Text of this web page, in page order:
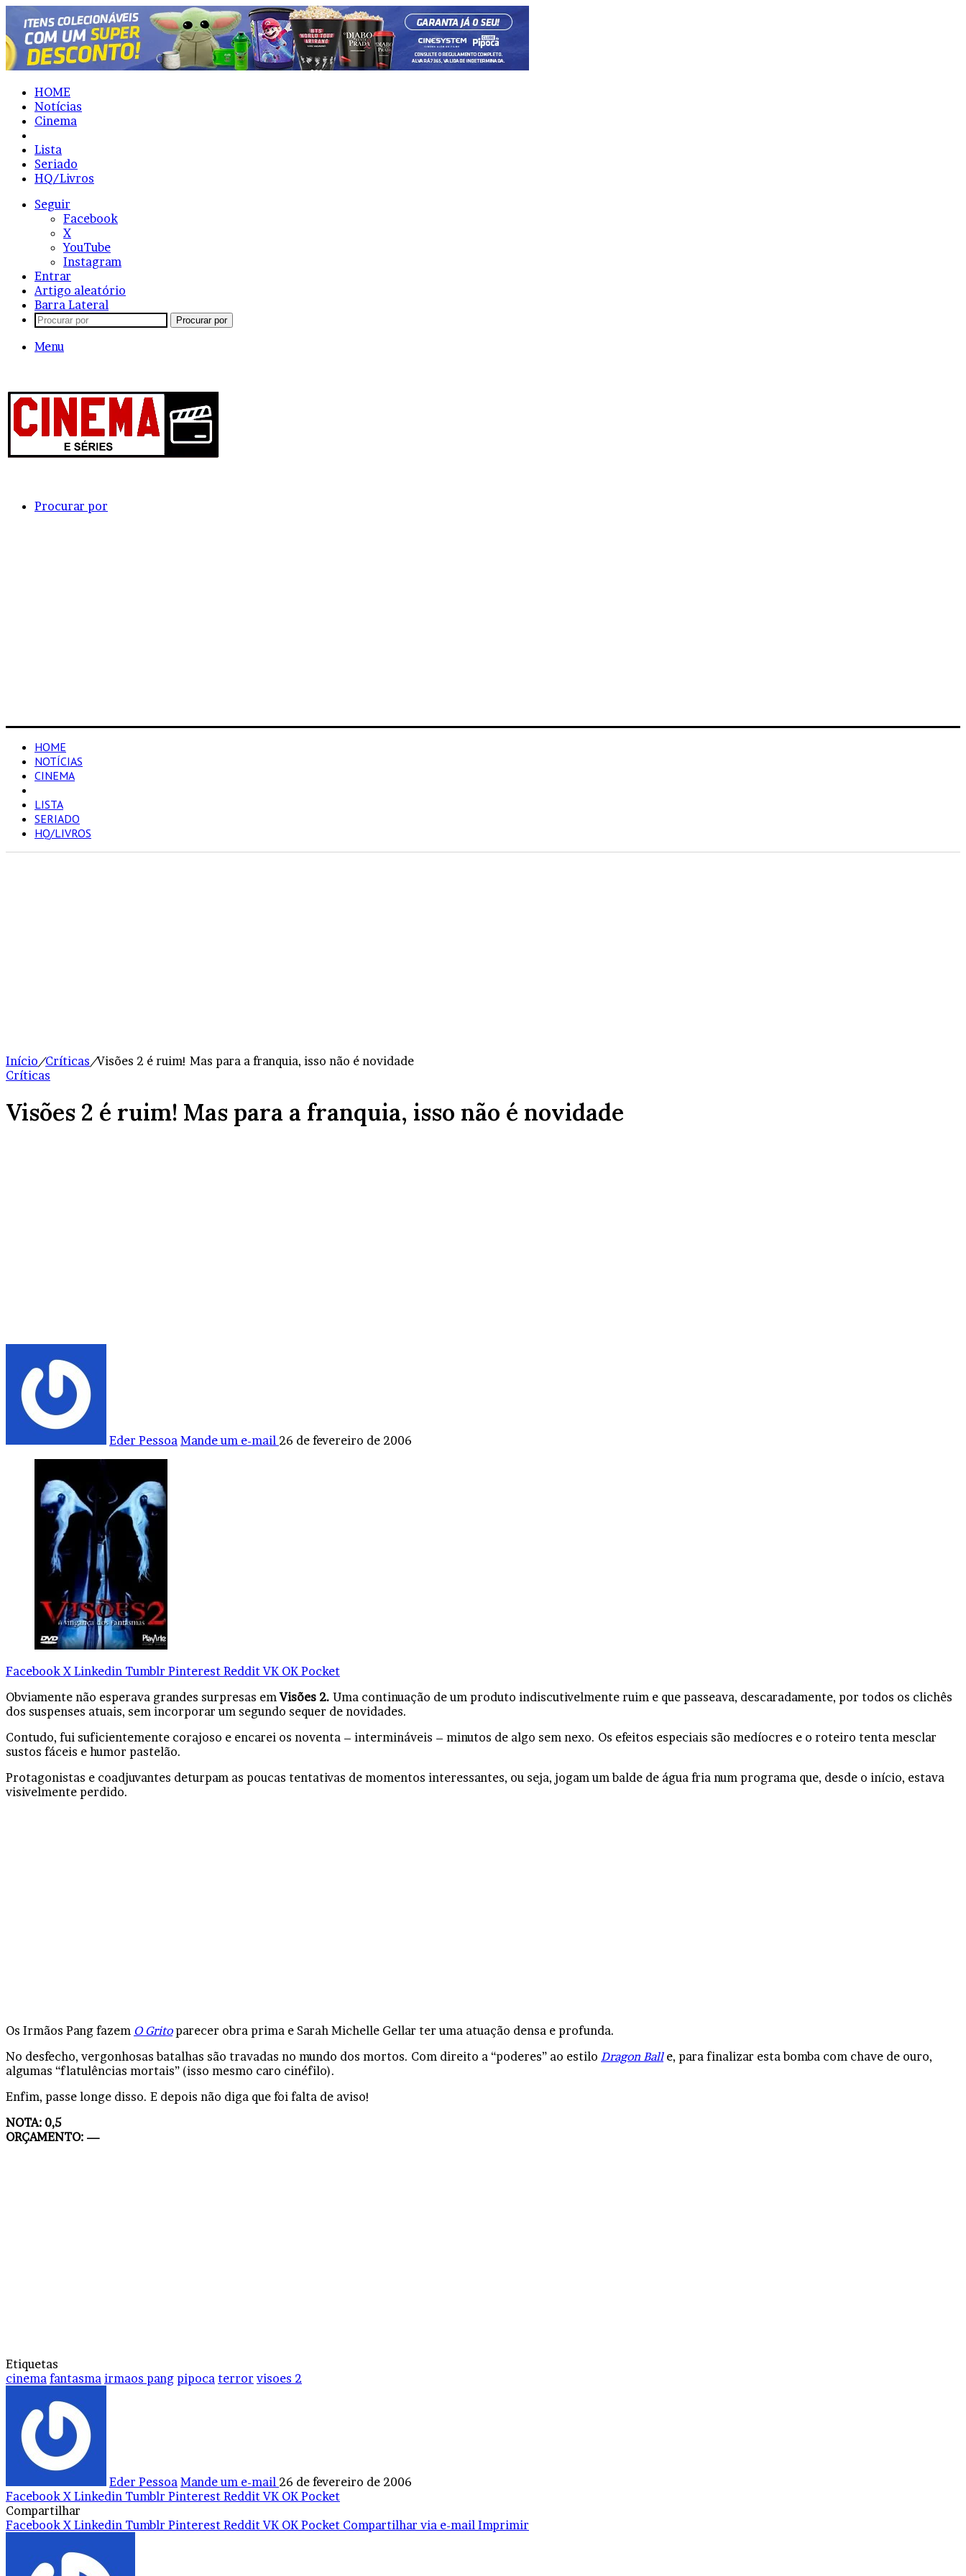
HOME
Notícias
Cinema
Lista
Seriado
HQ/Livros
Seguir
Facebook
X
YouTube
Instagram
Entrar
Artigo aleatório
Barra Lateral
Procurar por
Menu
Procurar por
HOME
NOTÍCIAS
CINEMA
LISTA
SERIADO
HQ/LIVROS
Início/Críticas/Visões 2 é ruim! Mas para a franquia, isso não é novidade
Críticas
Visões 2 é ruim! Mas para a franquia, isso não é novidade
Eder Pessoa Mande um e-mail 26 de fevereiro de 2006
Facebook X Linkedin Tumblr Pinterest Reddit VK OK Pocket
Obviamente não esperava grandes surpresas emVisões 2. Uma continuação de um produto indiscutivelmente ruim e que passeava, descaradamente, por todos os clichês
dos suspenses atuais, sem incorporar um segundo sequer de novidades.
Contudo, fui suficientemente corajoso e encarei os noventa – intermináveis – minutos de algo sem nexo. Os efeitos especiais são medíocres e o roteiro tenta mesclar
sustos fáceis e humor pastelão.
Protagonistas e coadjuvantes deturpam as poucas tentativas de momentos interessantes, ou seja, jogam um balde de água fria num programa que, desde o início, estava
visivelmente perdido.
Os Irmãos Pang fazem O Gritoparecer obra prima e Sarah Michelle Gellar ter uma atuação densa e profunda.
No desfecho, vergonhosas batalhas são travadas no mundo dos mortos. Com direito a “poderes” ao estilo Dragon Balle, para finalizar esta bomba com chave de ouro,
algumas “flatulências mortais” (isso mesmo caro cinéfilo).
Enfim, passe longe disso. E depois não diga que foi falta de aviso!
NOTA: 0,5
ORÇAMENTO: —
Etiquetas
cinema fantasma irmaos pang pipoca terror visoes 2
Eder Pessoa Mande um e-mail 26 de fevereiro de 2006
Facebook X Linkedin Tumblr Pinterest Reddit VK OK Pocket
Compartilhar
Facebook X Linkedin Tumblr Pinterest Reddit VK OK Pocket Compartilhar via e-mail Imprimir